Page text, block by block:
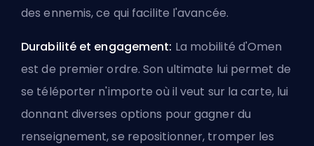
des ennemis, ce qui facilite l'avancée.
Durabilité et engagement: La mobilité d'Omen
est de premier ordre. Son ultimate lui permet de
se téléporter n'importe où il veut sur la carte, lui
donnant diverses options pour gagner du
renseignement, se repositionner, tromper les